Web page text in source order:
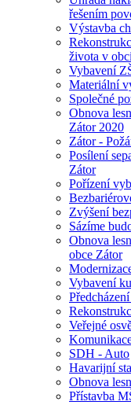
řešením
Výstavba
života v
Vybavení
Materiální
Společné
Obnova
Zátor 2020
Zátor -
Posílení
Zátor
Pořízení
Zvýšení
Sázíme
Obnova
obce Zátor
Vybavení
Veřejné
SDH - Auto
Havarijní
Obnova
Přístavba